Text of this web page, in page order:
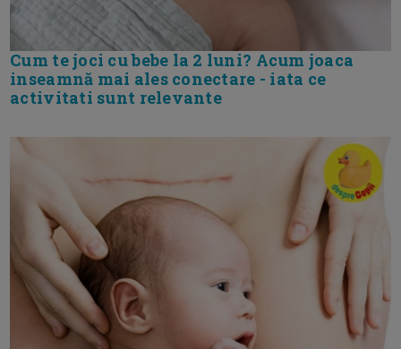
Cum te joci cu bebe la 2 luni? Acum joaca
inseamnă mai ales conectare - iata ce
activitati sunt relevante